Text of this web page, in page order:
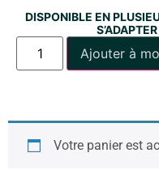
DISPONIBLE EN
Ajouter à
Votre panier est